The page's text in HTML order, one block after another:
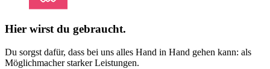
Hier wirst du gebraucht.
Du sorgst dafür, dass bei uns alles Hand in Hand gehen kann: als
Möglichmacher starker Leistungen.